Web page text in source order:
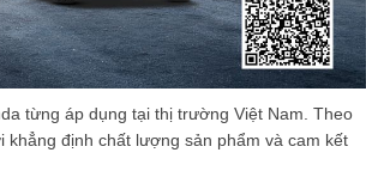
từng áp dụng tại thị trường Việt Nam. Theo
định chất lượng sản phẩm và cam kết